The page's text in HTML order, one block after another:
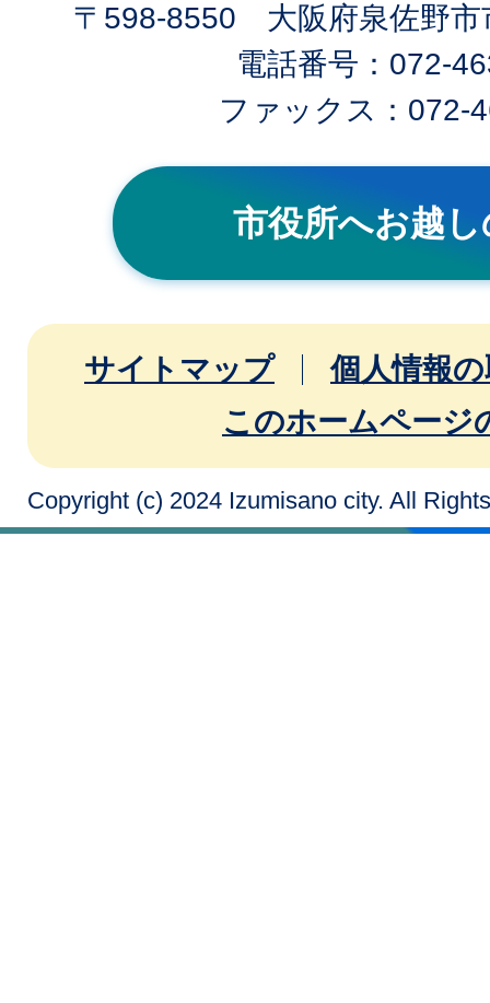
〒598-8550 大阪府泉佐野市
電話番号：072-
ファックス：072-
市役所へお越
サイトマップ
個人情報
このホームページ
Copyright (c) 2024 Izumisano city. All